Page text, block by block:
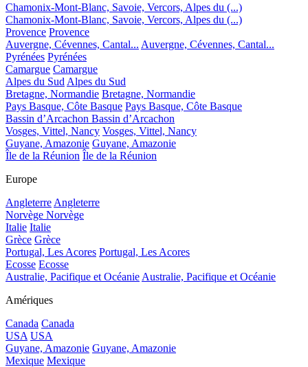
Chamonix-Mont-Blanc, Savoie, Vercors, Alpes du (...)
Chamonix-Mont-Blanc, Savoie, Vercors, Alpes du (...)
Provence Provence
Auvergne, Cévennes, Cantal... Auvergne, Cévennes, Cantal...
Pyrénées Pyrénées
Camargue Camargue
Alpes du Sud Alpes du Sud
Bretagne, Normandie Bretagne, Normandie
Pays Basque, Côte Basque Pays Basque, Côte Basque
Bassin d’Arcachon Bassin d’Arcachon
Vosges, Vittel, Nancy Vosges, Vittel, Nancy
Guyane, Amazonie Guyane, Amazonie
Île de la Réunion Île de la Réunion
Europe
Angleterre Angleterre
Norvège Norvège
Italie Italie
Grèce Grèce
Portugal, Les Acores Portugal, Les Acores
Ecosse Ecosse
Australie, Pacifique et Océanie Australie, Pacifique et Océanie
Amériques
Canada Canada
USA USA
Guyane, Amazonie Guyane, Amazonie
Mexique Mexique